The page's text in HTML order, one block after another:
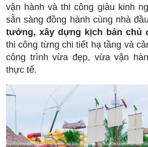
vận hành và thi công giàu kinh
sẵn sàng đồng hành cùng nhà
tưởng, xây dựng kịch bản chủ
thi công từng chi tiết hạ tầng và
công trình vừa đẹp, vừa vận
thực tế.